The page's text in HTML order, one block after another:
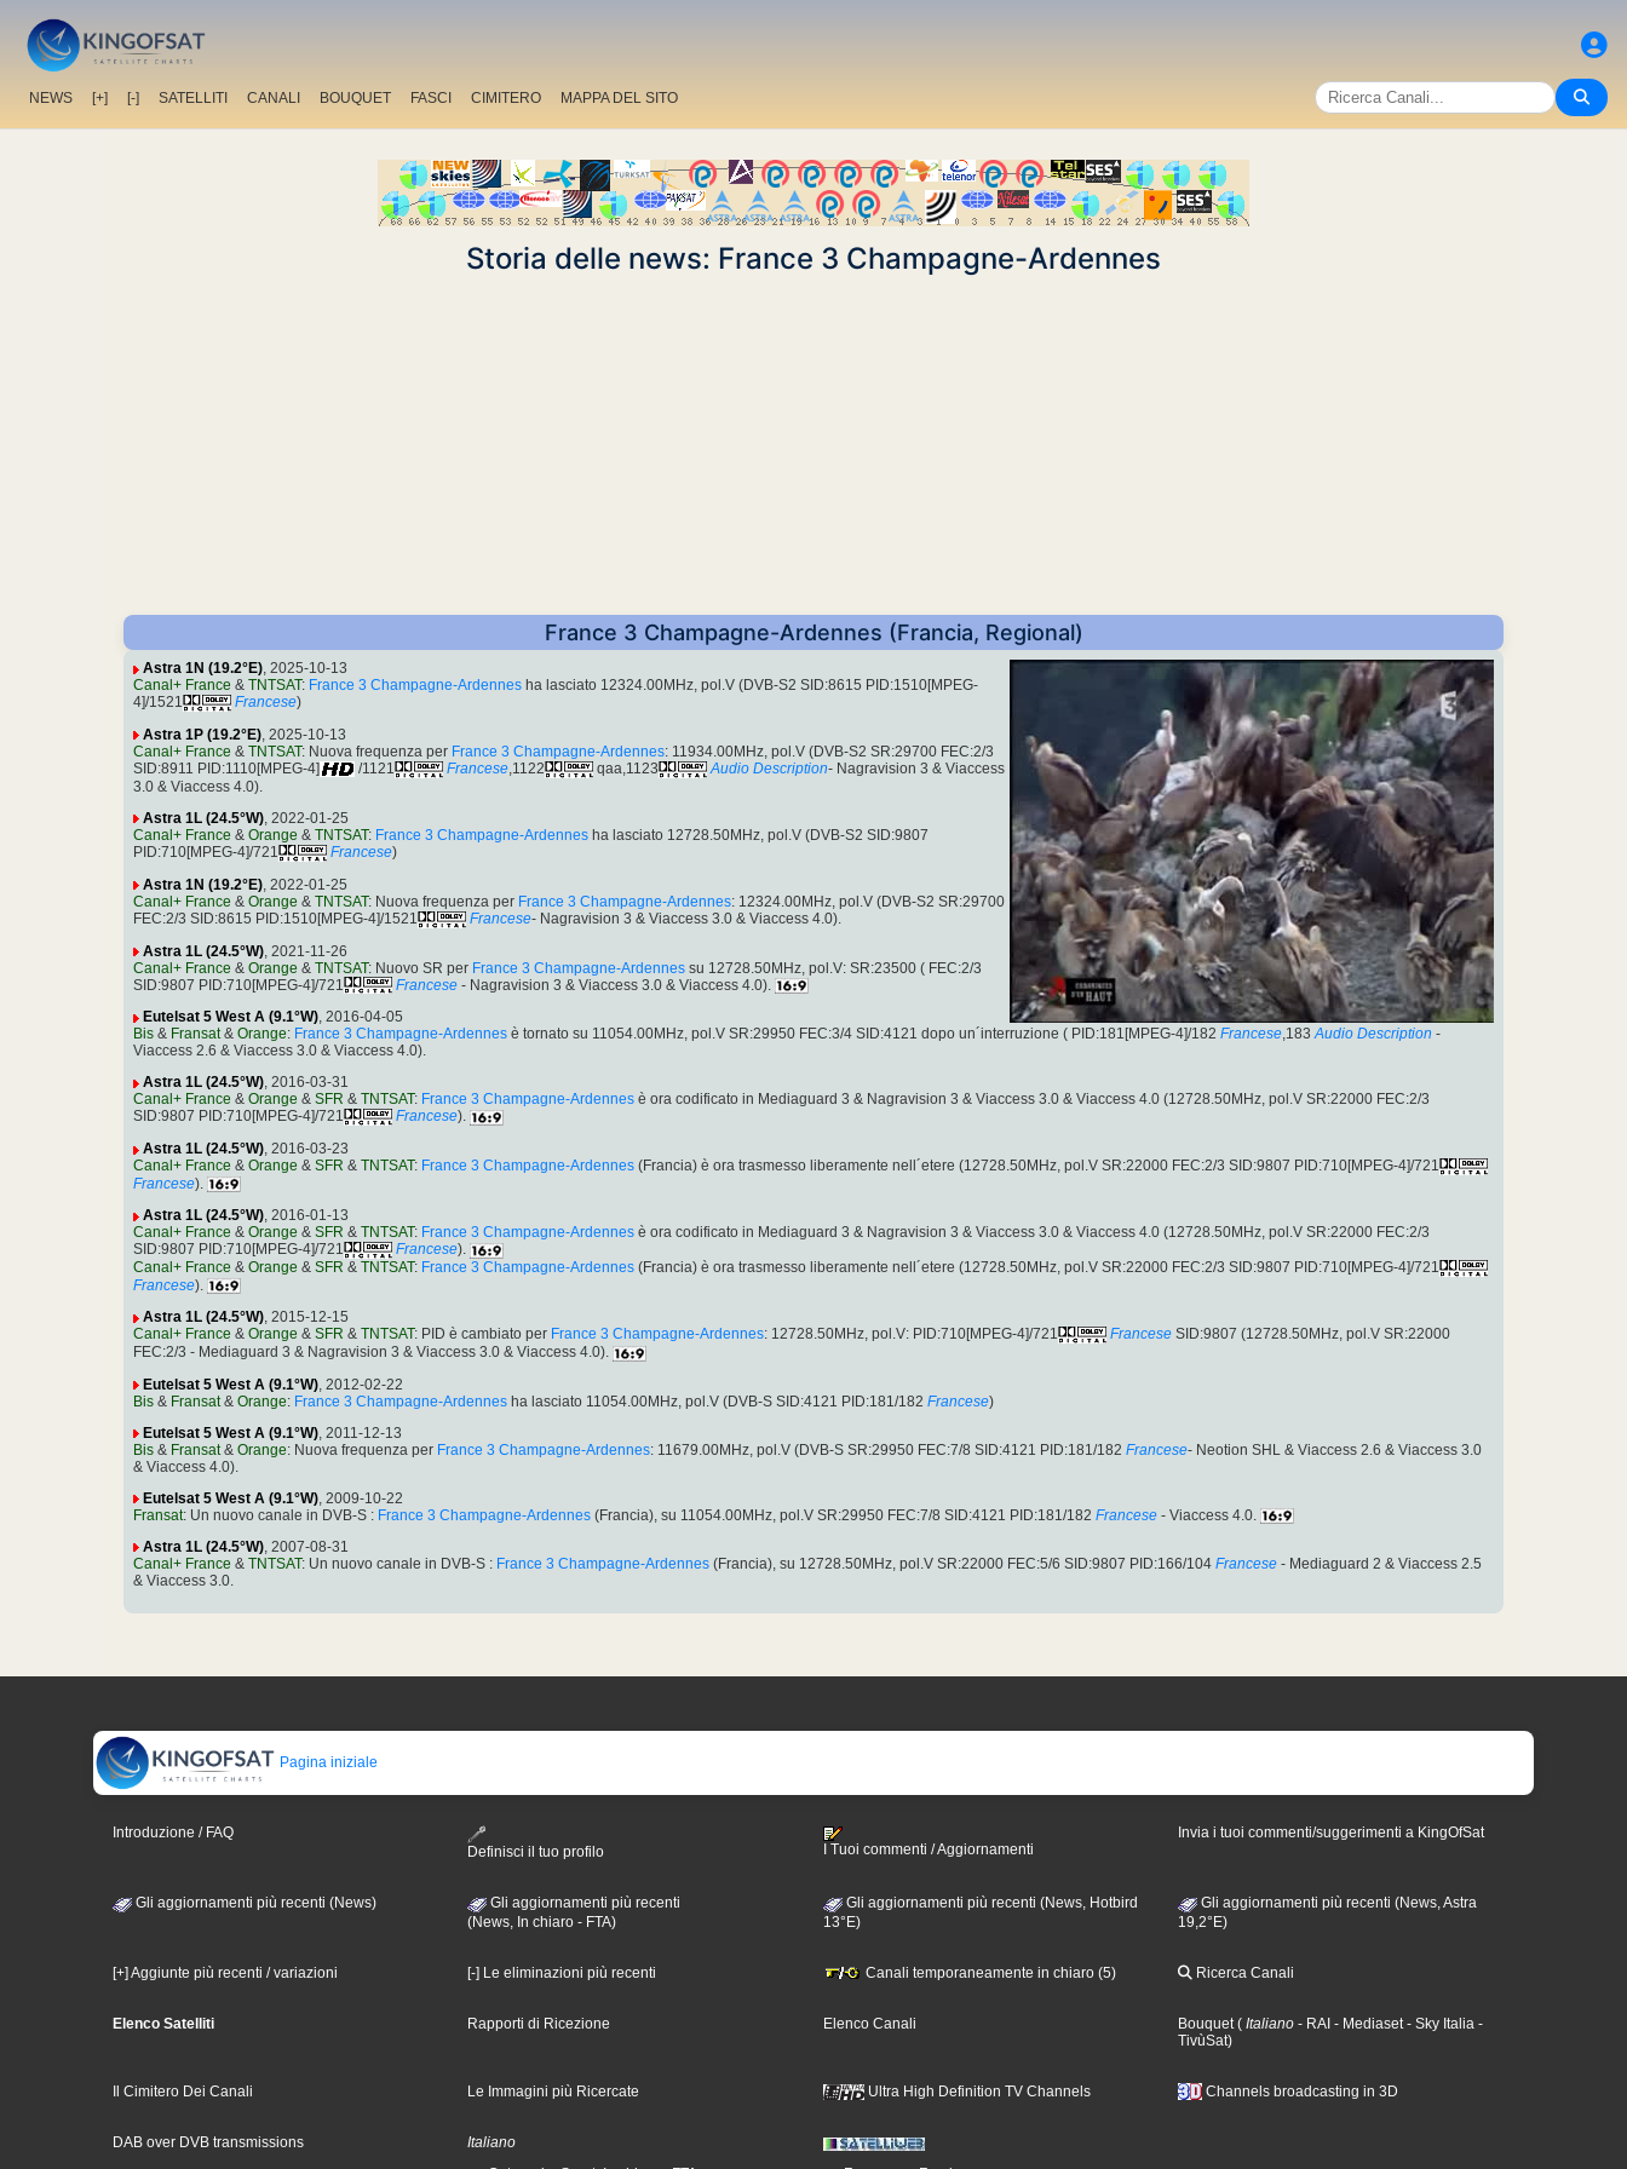
NEWS [+] [-] SATELLITI CANALI BOUQUET FASCI CIMITERO MAPPA DEL SITO
Storia delle news: France 3 Champagne-Ardennes
France 3 Champagne-Ardennes (Francia, Regional)
Astra 1N (19.2°E), 2025-10-13
Canal+ France & TNTSAT: France 3 Champagne-Ardennes ha lasciato 12324.00MHz, pol.V (DVB-S2 SID:8615 PID:1510[MPEG-
4]/1521
Francese)
Astra 1P (19.2°E), 2025-10-13
Canal+ France & TNTSAT: Nuova frequenza per France 3 Champagne-Ardennes: 11934.00MHz, pol.V (DVB-S2 SR:29700 FEC:2/3
SID:8911 PID:1110[MPEG-4]
/1121 Francese,1122 qaa,1123 Audio Description- Nagravision 3 & Viaccess
3.0 & Viaccess 4.0).
Astra 1L (24.5°W), 2022-01-25
Canal+ France & Orange & TNTSAT: France 3 Champagne-Ardennes ha lasciato 12728.50MHz, pol.V (DVB-S2 SID:9807
PID:710[MPEG-4]/721
Francese)
Astra 1N (19.2°E) , 2022-01-25
Canal+ France & Orange & TNTSAT: Nuova frequenza per France 3 Champagne-Ardennes: 12324.00MHz, pol.V (DVB-S2 SR:29700
FEC:2/3 SID:8615 PID:1510[MPEG-4]/1521
Francese- Nagravision 3 & Viaccess 3.0 & Viaccess 4.0).
Astra 1L (24.5°W) , 2021-11-26
Canal+ France & Orange & TNTSAT: Nuovo SR per France 3 Champagne-Ardennes su 12728.50MHz, pol.V: SR:23500 ( FEC:2/3
SID:9807 PID:710[MPEG-4]/721
Francese - Nagravision 3 & Viaccess 3.0 & Viaccess 4.0).
Eutelsat 5 West A (9.1°W), 2016-04-05
Bis & Fransat& Orange: France 3 Champagne-Ardennes è tornato su 11054.00MHz, pol.V SR:29950 FEC:3/4 SID:4121 dopo un´interruzione ( PID:181[MPEG-4]/182 Francese,183 Audio Description -
Viaccess 2.6 & Viaccess 3.0 & Viaccess 4.0).
Astra 1L (24.5°W), 2016-03-31
Canal+ France & Orange & SFR & TNTSAT: France 3 Champagne-Ardennes è ora codificato in Mediaguard 3 & Nagravision 3 & Viaccess 3.0 & Viaccess 4.0 (12728.50MHz, pol.V SR:22000 FEC:2/3
SID:9807 PID:710[MPEG-4]/721
Francese).
Astra 1L (24.5°W), 2016-03-23
Canal+ France & Orange & SFR & TNTSAT: France 3 Champagne-Ardennes (Francia) è ora trasmesso liberamente nell´etere (12728.50MHz, pol.V SR:22000 FEC:2/3 SID:9807 PID:710[MPEG-4]/721
Francese).
Astra 1L (24.5°W), 2016-01-13
Canal+ France & Orange & SFR & TNTSAT: France 3 Champagne-Ardennes è ora codificato in Mediaguard 3 & Nagravision 3 & Viaccess 3.0 & Viaccess 4.0 (12728.50MHz, pol.V SR:22000 FEC:2/3
SID:9807 PID:710[MPEG-4]/721
Francese).
Canal+ France & Orange & SFR & TNTSAT: France 3 Champagne-Ardennes (Francia) è ora trasmesso liberamente nell´etere (12728.50MHz, pol.V SR:22000 FEC:2/3 SID:9807 PID:710[MPEG-4]/721
Francese).
Astra 1L (24.5°W), 2015-12-15
Canal+ France & Orange & SFR & TNTSAT: PID è cambiato per France 3 Champagne-Ardennes: 12728.50MHz, pol.V: PID:710[MPEG-4]/721 Francese SID:9807 (12728.50MHz, pol.V SR:22000
FEC:2/3 - Mediaguard 3 & Nagravision 3 & Viaccess 3.0 & Viaccess 4.0).
Eutelsat 5 West A (9.1°W) , 2012-02-22
Bis & Fransat& Orange: France 3 Champagne-Ardennes ha lasciato 11054.00MHz, pol.V (DVB-S SID:4121 PID:181/182 Francese)
Eutelsat 5 West A (9.1°W) , 2011-12-13
Bis & Fransat& Orange: Nuova frequenza per France 3 Champagne-Ardennes: 11679.00MHz, pol.V (DVB-S SR:29950 FEC:7/8 SID:4121 PID:181/182 Francese- Neotion SHL & Viaccess 2.6 & Viaccess 3.0
& Viaccess 4.0).
Eutelsat 5 West A (9.1°W) , 2009-10-22
Fransat: Un nuovo canale in DVB-S : France 3 Champagne-Ardennes (Francia), su 11054.00MHz, pol.V SR:29950 FEC:7/8 SID:4121 PID:181/182 Francese - Viaccess 4.0.
Astra 1L (24.5°W), 2007-08-31
Canal+ France & TNTSAT: Un nuovo canale in DVB-S : France 3 Champagne-Ardennes (Francia), su 12728.50MHz, pol.V SR:22000 FEC:5/6 SID:9807 PID:166/104 Francese - Mediaguard 2 & Viaccess 2.5
& Viaccess 3.0.
Pagina iniziale
Introduzione / FAQ
Definisci il tuo profilo
I Tuoi commenti / Aggiornamenti
Invia i tuoi commenti/suggerimenti a KingOfSat
Gli aggiornamenti più recenti (News)
Gli aggiornamenti più recenti
(News, In chiaro - FTA)
Gli aggiornamenti più recenti (News, Hotbird
13°E)
Gli aggiornamenti più recenti (News, Astra
19,2°E)
[+] Aggiunte più recenti / variazioni [-] Le eliminazioni più recenti Canali temporaneamente in chiaro (5) Ricerca Canali
Elenco Satelliti Rapporti di Ricezione Elenco Canali Bouquet ( Italiano - RAI - Mediaset - Sky Italia -
TivùSat)
Il Cimitero Dei Canali Le Immagini più Ricercate Ultra High Definition TV Channels Channels broadcasting in 3D
DAB over DVB transmissions
Italiano